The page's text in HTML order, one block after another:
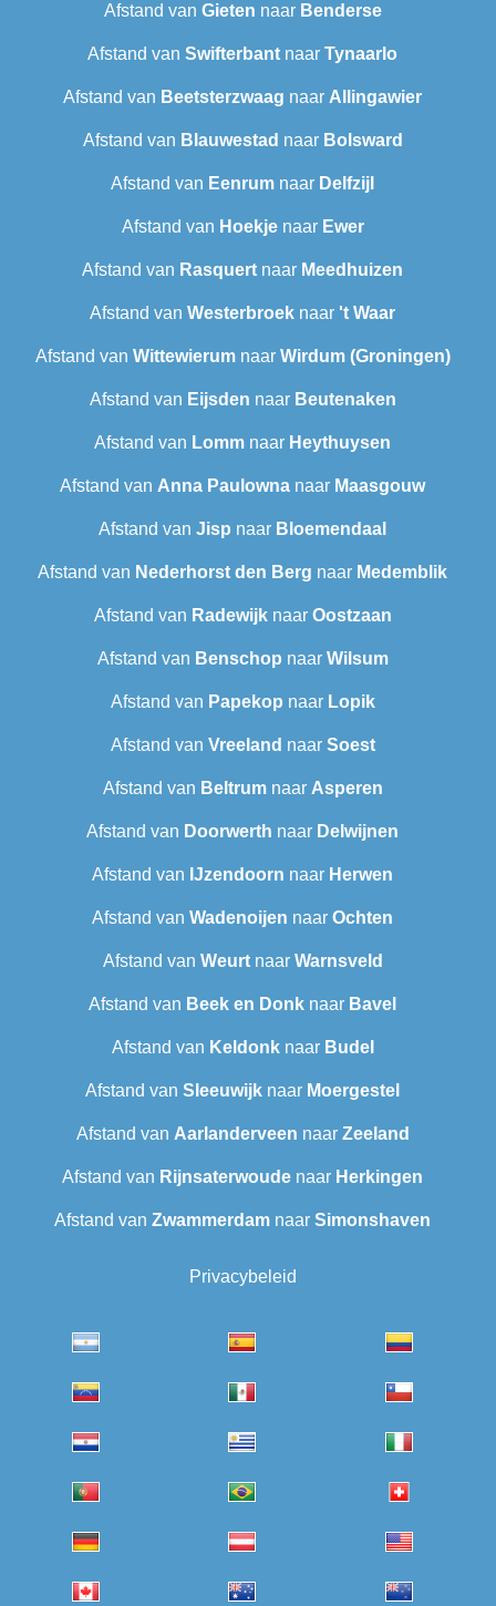
Afstand van Gieten naar Benderse
Afstand van Swifterbant naar Tynaarlo
Afstand van Beetsterzwaag naar Allingawier
Afstand van Blauwestad naar Bolsward‎
Afstand van Eenrum naar Delfzijl
Afstand van Hoekjenaar Ewer
Afstand van Rasquert naar Meedhuizen
Afstand van Westerbroek naar 't Waar
Afstand van Wittewierumnaar Wirdum (Groningen)
Afstand van Eijsden naar Beutenaken
Afstand van Lomm naar Heythuysen
Afstand van Anna Paulowna naar Maasgouw
Afstand van Jisp naar Bloemendaal
Afstand van Nederhorst den Berg naar Medemblik
Afstand van Radewijknaar Oostzaan
Afstand van Benschop naar Wilsum
Afstand van Papekop naar Lopik
Afstand van Vreeland naar Soest
Afstand van Beltrumnaar Asperen
Afstand van Doorwerth naar Delwijnen
Afstand van IJzendoorn naar Herwen
Afstand van Wadenoijen naar Ochten
Afstand van Weurtnaar Warnsveld
Afstand van Beek en Donk naar Bavel
Afstand van Keldonknaar Budel
Afstand van Sleeuwijk naar Moergestel
Afstand van Aarlanderveen naar Zeeland
Afstand van Rijnsaterwoude naar Herkingen
Afstand van Zwammerdam naar Simonshaven
Privacybeleid